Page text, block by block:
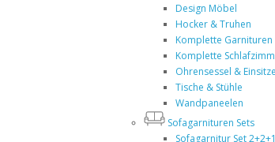
Design Möbel
Hocker & Truhen
Komplette Garnituren
Komplette
Ohrensessel &
Tische & Stühle
Wandpaneelen
Sofagarnituren Sets
Sofagarnitur Set 2+2+1